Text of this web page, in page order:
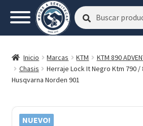
Buscar
por:
Buscar
Inicio Marcas KTM KTM 890
Chasis
Herraje Lock It Negro Ktm 790 /
Husqvarna Norden 901
NUEVO!